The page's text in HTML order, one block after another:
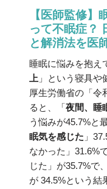
【医師監修】
って不眠症？
と解消法を医
睡眠に悩みを抱え
上 」という寝具や
厚生労働省の「令
ると、「夜間、睡
う悩みが45.7%と
眠気を感じた 」
なかった」31.6%
じた」が35.7%で
が 34.5%という結